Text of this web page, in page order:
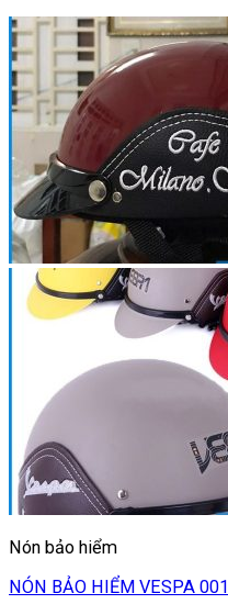
Nón bảo hiểm
NÓN BẢO HIỂM VESPA 001